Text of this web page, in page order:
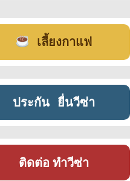
เลี้ยงกาแฟ
ประกัน ยื่นวีซ่า
ติดต่อ ทำวีซ่า